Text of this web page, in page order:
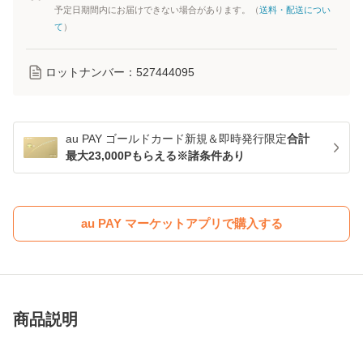
予定日期間内にお届けできない場合があります。（送料・配送につい
て ）
ロットナンバー： 527444095
au PAY ゴールドカード新規＆即時発行限定合計
最大23,000Pもらえる※諸条件あり
au PAY マーケットアプリで購入する
商品説明